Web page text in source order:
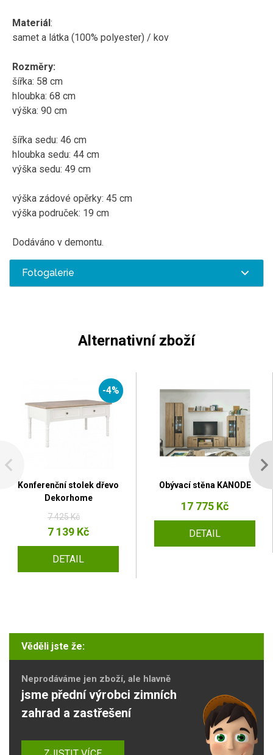
Materiál:
samet a látka (100% polyester) / kov
Rozměry:
šířka: 58 cm
hloubka: 68 cm
výška: 90 cm
šířka sedu: 46 cm
hloubka sedu: 44 cm
výška sedu: 49 cm
výška zádové opěrky: 45 cm
výška područek: 19 cm
Dodáváno v demontu.
Fotogalerie
Alternativní zboží
-4%
Konferenční stolek dřevo
Dekorhome
7 425 Kč
7 139 Kč
DETAIL
Obývací stěna KANODE
17 775 Kč
DETAIL
Věděli jste že:
Neprodáváme jen zboží, ale hlavně
jsme přední výrobci zimních
zahrad a zastřešení